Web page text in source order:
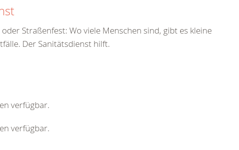
Straßenfest: Wo viele Menschen sind, gibt es kleine
Der Sanitätsdienst hilft.
verfügbar.
verfügbar.